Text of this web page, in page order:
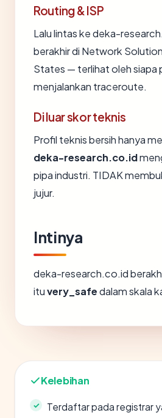
Routing & ISP
Lalu lintas ke deka-
berakhir di Network
States — terlihat oleh siapa
menjalankan traceroute.
Di luar skor teknis
Profil teknis bersih hanya
deka-research.co.id
pipa industri. TIDAK
jujur.
Intinya
deka-research.co.id
ituvery_safedalam skala
Kelebihan
Terdaftar pada registrar